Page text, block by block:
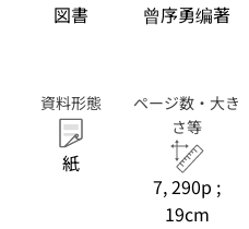
図書 曾序勇编著
資料形態
紙
ページ数・大き
さ等
7, 290p ;
19cm